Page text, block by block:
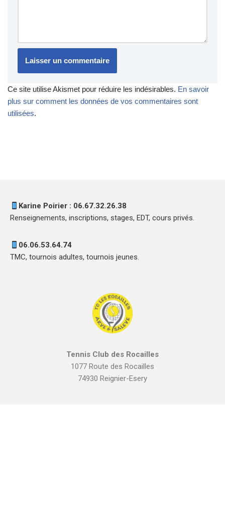
Ce site utilise Akismet pour réduire les indésirables. En savoir
plus sur comment les données de vos commentaires sont
utilisées.
Karine Poirier : 06.67.32.26.38
Renseignements, inscriptions, stages, EDT, cours privés.
06.06.53.64.74
TMC, tournois adultes, tournois jeunes.
Tennis Club des Rocailles
1077 Route des Rocailles
74930 Reignier-Esery